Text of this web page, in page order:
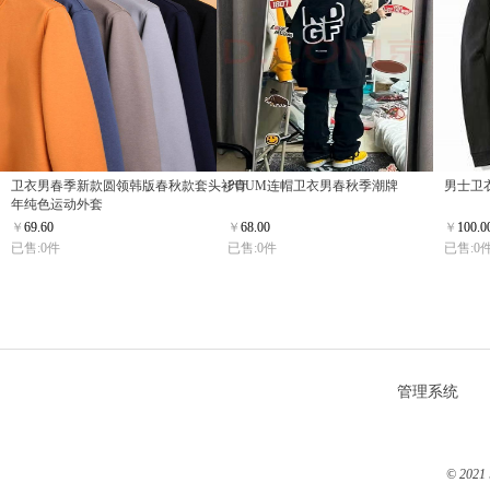
卫衣男春季新款圆领韩版春秋款套头衫青
年纯色运动外套
￥ 69.60
已售:0件
POUM连帽卫衣男春秋季潮牌
￥ 68.00
已售:0件
男士卫
￥
已售:0
管理系统
© 2021